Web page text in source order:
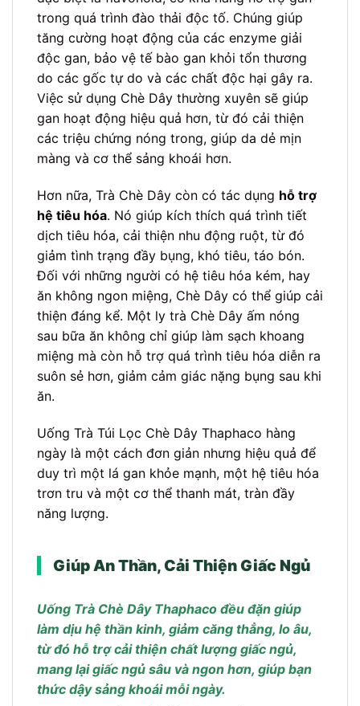
trong quá trình đào thải độc tố. Chúng giúp
tăng cường hoạt động của các enzyme giải
độc gan, bảo vệ tế bào gan khỏi tổn thương
do các gốc tự do và các chất độc hại gây ra.
Việc sử dụng Chè Dây thường xuyên sẽ giúp
gan hoạt động hiệu quả hơn, từ đó cải thiện
các triệu chứng nóng trong, giúp da dẻ mịn
màng và cơ thể sảng khoái hơn.
Hơn nữa, Trà Chè Dây còn có tác dụng hỗ trợ
hệ tiêu hóa. Nó giúp kích thích quá trình tiết
dịch tiêu hóa, cải thiện nhu động ruột, từ đó
giảm tình trạng đầy bụng, khó tiêu, táo bón.
Đối với những người có hệ tiêu hóa kém, hay
ăn không ngon miệng, Chè Dây có thể giúp cải
thiện đáng kể. Một ly trà Chè Dây ấm nóng
sau bữa ăn không chỉ giúp làm sạch khoang
miệng mà còn hỗ trợ quá trình tiêu hóa diễn ra
suôn sẻ hơn, giảm cảm giác nặng bụng sau khi
ăn.
Uống Trà Túi Lọc Chè Dây Thaphaco hàng
ngày là một cách đơn giản nhưng hiệu quả để
duy trì một lá gan khỏe mạnh, một hệ tiêu hóa
trơn tru và một cơ thể thanh mát, tràn đầy
năng lượng.
Giúp An Thần, Cải Thiện Giấc Ngủ
Uống Trà Chè Dây Thaphaco đều đặn giúp
làm dịu hệ thần kinh, giảm căng thẳng, lo âu,
từ đó hỗ trợ cải thiện chất lượng giấc ngủ,
mang lại giấc ngủ sâu và ngon hơn, giúp bạn
thức dậy sảng khoái mỗi ngày.